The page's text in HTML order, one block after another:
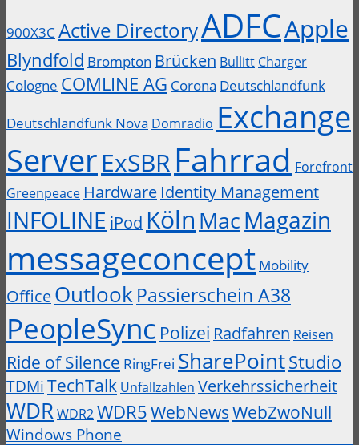
900X3C Active DirectoryADFCApple
Blyndfold Brompton Brücken Bullitt Charger
Cologne COMLINE AG Corona Deutschlandfunk
Deutschlandfunk Nova Domradio Exchange
ServerExSBR Fahrrad Forefront
Greenpeace Hardware Identity Management
INFOLINE iPod Köln MacMagazin
messageconcept Mobility
OfficeOutlook Passierschein A38
PeopleSync Polizei Radfahren Reisen
Ride of Silence RingFrei SharePointStudio
TDMi TechTalk Unfallzahlen Verkehrssicherheit
WDRWDR2WDR5WebNewsWebZwoNull
Windows Phone